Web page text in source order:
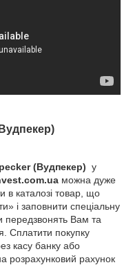
)
(Вудпекер) у
можна дуже
в каталозі товар, що
і заповнити спеціальну
Вам та
Сплатити покупку
касу банку або
розрахунковий рахунок